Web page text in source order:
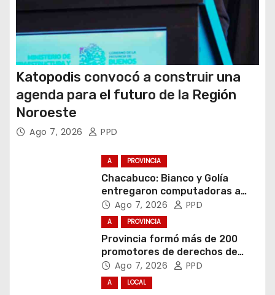
Katopodis convocó a construir una
agenda para el futuro de la Región
Noroeste
Ago 7, 2026 PPD
A PROVINCIA
Chacabuco: Bianco y Golía
entregaron computadoras a
estudiantes
Ago 7, 2026 PPD
A PROVINCIA
Provincia formó más de 200
promotores de derechos de
niñas, niños y adolescentes
Ago 7, 2026 PPD
A LOCAL